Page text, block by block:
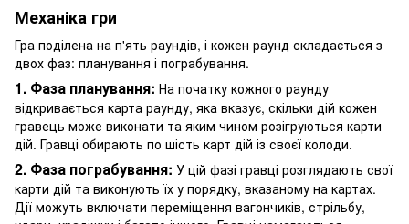
Механіка гри
Гра поділена на п'ять раундів, і кожен раунд складається з
двох фаз: планування і пограбування.
1. Фаза планування: На початку кожного раунду
відкривається карта раунду, яка вказує, скільки дій кожен
гравець може виконати та яким чином розігруються карти
дій. Гравці обирають по шість карт дій із своєї колоди.
2. Фаза пограбування: У цій фазі гравці розглядають свої
карти дій та виконують їх у порядку, вказаному на картах.
Дії можуть включати переміщення вагончиків, стрільбу,